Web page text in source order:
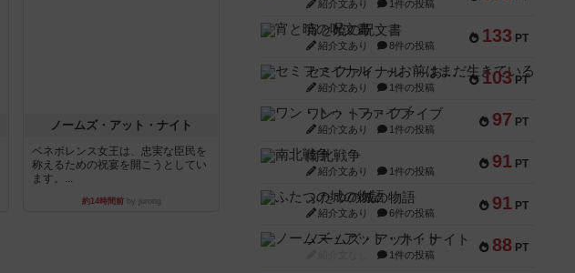
ノームズ・アット・ナイト
ベネボレンス女王は、忠実な臣民を
称えるための祝宴を開こうとしてい
ます。...
約14時間前by jurong
紹介文あり 1件の投稿
133 PT
宵と暁の呪文書
紹介文あり 8件の投稿
103 PT
セミファイナル ～お前はまだ生きている～
紹介文あり 1件の投稿
97 PT
ワン・トゥ・ファイブ
紹介文あり 1件の投稿
91 PT
南北戦争
紹介文あり 1件の投稿
91 PT
ふたつの城の物語
紹介文あり 6件の投稿
88 PT
ノームズ・アット・ナイト
1件の投稿